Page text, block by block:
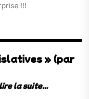
!!!
» (par